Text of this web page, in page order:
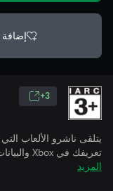
إضافة
3+
يتلقى ناشرو الألعاب
تعريفك في Xbox والبيانات المقترنة بينما تمارس الألعاب.
المزيد